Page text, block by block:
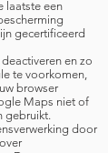
laatste een
gecertificeerd
en zo
te voorkomen,
browser
Maps niet of
gebruikt.
door